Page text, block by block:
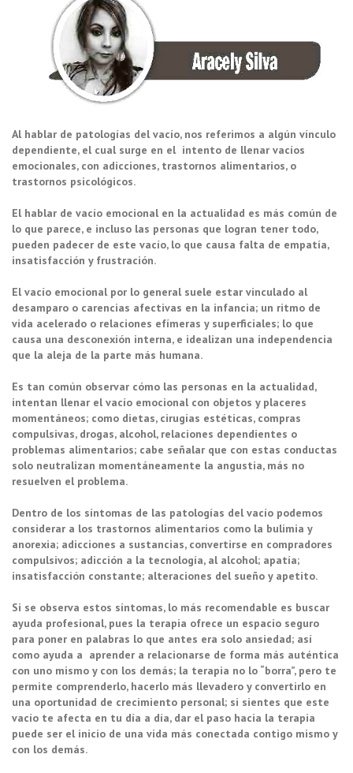
Al hablar de patologías del vacío, nos referimos a algún vínculo
dependiente, el cual surge en el intento de llenar vacíos
emocionales, con adicciones, trastornos alimentarios, o
trastornos psicológicos.
El hablar de vacío emocional en la actualidad es más común de
lo que parece, e incluso las personas que logran tener todo,
pueden padecer de este vacío, lo que causa falta de empatía,
insatisfacción y frustración.
El vacío emocional por lo general suele estar vinculado al
desamparo o carencias afectivas en la infancia; un ritmo de
vida acelerado o relaciones efímeras y superficiales; lo que
causa una desconexión interna, e idealizan una independencia
que la aleja de la parte más humana.
Es tan común observar cómo las personas en la actualidad,
intentan llenar el vacío emocional con objetos y placeres
momentáneos; como dietas, cirugías estéticas, compras
compulsivas, drogas, alcohol, relaciones dependientes o
problemas alimentarios; cabe señalar que con estas conductas
solo neutralizan momentáneamente la angustia, más no
resuelven el problema.
Dentro de los síntomas de las patologías del vacío podemos
considerar a los trastornos alimentarios como la bulimia y
anorexia; adicciones a sustancias, convertirse en compradores
compulsivos; adicción a la tecnología, al alcohol; apatía;
insatisfacción constante; alteraciones del sueño y apetito.
Si se observa estos síntomas, lo más recomendable es buscar
ayuda profesional, pues la terapia ofrece un espacio seguro
para poner en palabras lo que antes era solo ansiedad; así
como ayuda a aprender a relacionarse de forma más auténtica
con uno mismo y con los demás; la terapia no lo “borra”, pero te
permite comprenderlo, hacerlo más llevadero y convertirlo en
una oportunidad de crecimiento personal; si sientes que este
vacío te afecta en tu día a día, dar el paso hacia la terapia
puede ser el inicio de una vida más conectada contigo mismo y
con los demás.